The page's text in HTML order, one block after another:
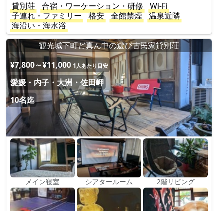
貸別荘
合宿・ワーケーション・研修
Wi-Fi
子連れ・ファミリー
格安 全館禁煙
温泉近隣
海沿い・海水浴
観光城下町ど真ん中の遊び古民家貸別荘
¥7,800～¥11,000 1人あたり目安
愛媛・内子・大洲・佐田岬
10名迄
メイン寝室 シアタールーム 2階リビング